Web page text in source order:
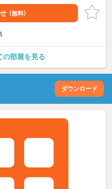
（無料）
の部屋を見る
ダウンロード